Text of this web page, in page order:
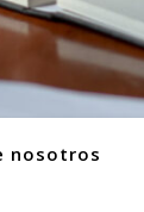
nosotros